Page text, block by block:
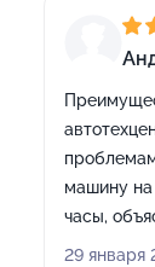
машину на
часы,
29 января